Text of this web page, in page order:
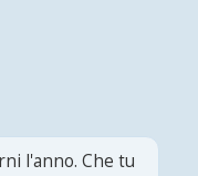
l'anno. Che tu